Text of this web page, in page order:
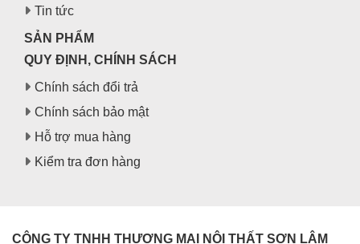
Tin tức
SẢN PHẨM
QUY ĐỊNH, CHÍNH SÁCH
Chính sách đổi trả
Chính sách bảo mật
Hỗ trợ mua hàng
Kiểm tra đơn hàng
CÔNG TY TNHH THƯƠNG MẠI NỘI THẤT SƠN LÂM